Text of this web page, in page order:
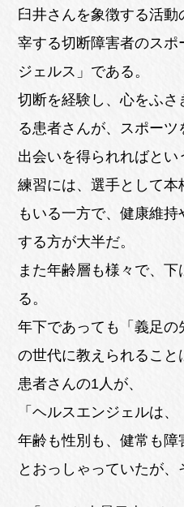
臼井さんを象徴する活
宰する切断障害者のス
ジェルス」である。
切断を経験し、心をふ
る患者さんが、スポー
出会いを得られればとい
練習には、選手として本
もいる一方で、健康維
する方が大半だ。
また年齢層も様々で、
る。
年下であっても「義足
の世代に教えられること
患者さんの1人が、
「ヘルスエンジェルは
年齢も性別も、健常も障
とおっしゃっていたが、